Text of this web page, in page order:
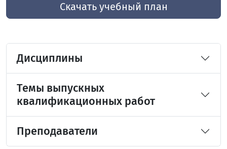
Скачать учебный план
Дисциплины
Темы выпускных
квалификационных работ
Преподаватели